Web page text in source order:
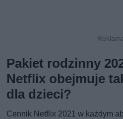
Pakiet rodzinny
Netflix obejmuje
dla dzieci?
Cennik Netflix 2021 w każdym